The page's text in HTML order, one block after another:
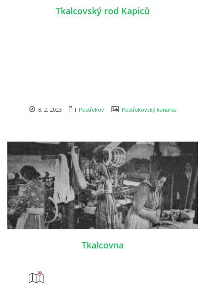
Tkalcovský rod Kapiců
8. 2. 2023 Postřekov Postřekovský kanafas
Tkalcovna